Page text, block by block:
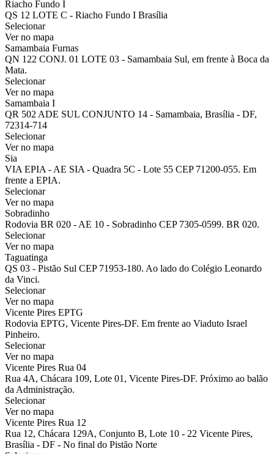
Riacho Fundo I
QS 12 LOTE C - Riacho Fundo I Brasília
Selecionar
Ver no mapa
Samambaia Furnas
QN 122 CONJ. 01 LOTE 03 - Samambaia Sul, em frente à Boca da
Mata.
Selecionar
Ver no mapa
Samambaia I
QR 502 ADE SUL CONJUNTO 14 - Samambaia, Brasília - DF,
72314-714
Selecionar
Ver no mapa
Sia
VIA EPIA - AE SIA - Quadra 5C - Lote 55 CEP 71200-055. Em
frente a EPIA.
Selecionar
Ver no mapa
Sobradinho
Rodovia BR 020 - AE 10 - Sobradinho CEP 7305-0599. BR 020.
Selecionar
Ver no mapa
Taguatinga
QS 03 - Pistão Sul CEP 71953-180. Ao lado do Colégio Leonardo
da Vinci.
Selecionar
Ver no mapa
Vicente Pires EPTG
Rodovia EPTG, Vicente Pires-DF. Em frente ao Viaduto Israel
Pinheiro.
Selecionar
Ver no mapa
Vicente Pires Rua 04
Rua 4A, Chácara 109, Lote 01, Vicente Pires-DF. Próximo ao balão
da Administração.
Selecionar
Ver no mapa
Vicente Pires Rua 12
Rua 12, Chácara 129A, Conjunto B, Lote 10 - 22 Vicente Pires,
Brasília - DF - No final do Pistão Norte